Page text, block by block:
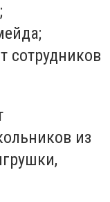
сотрудников
из